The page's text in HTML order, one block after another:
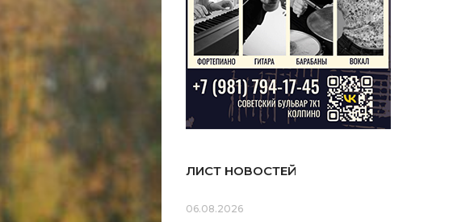
ЛИСТ НОВОСТЕЙ
06.08.2026